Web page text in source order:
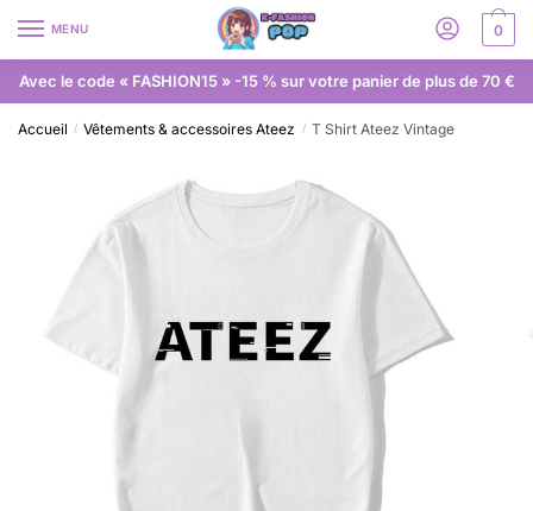
MENU 0
Avec le code « FASHION15 » -15 % sur votre panier de plus de 70 €
Accueil / Vêtements & accessoires Ateez / T Shirt Ateez Vintage